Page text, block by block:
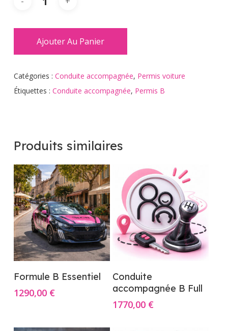
Ajouter Au Panier
Catégories : Conduite accompagnée, Permis voiture
Étiquettes : Conduite accompagnée, Permis B
Produits similaires
Ajouter Au Panier
Formule B Essentiel
1290,00 €
Ajouter Au Panier
Conduite
accompagnée B Full
1770,00 €